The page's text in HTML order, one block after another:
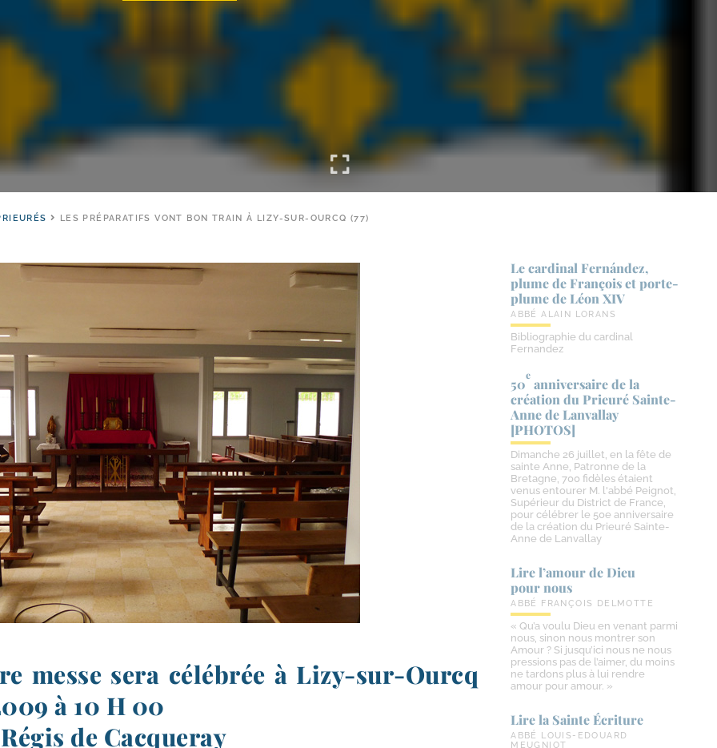
LES PRÉPARATIFS VONT BON TRAIN À LIZY-​SUR-​OURCQ (77)
messe sera célébrée à Lizy-​sur-​Ourcq
à 10 H 00
de Cacqueray
Le cardinal Fernández,
plume de François et porte-​
plume de Léon XIV
ABBÉ ALAIN LORANS
Bibliographie du cardinal
Fernandez
50
e
anniversaire de la
création du Prieuré Sainte-​
Anne de Lanvallay
[PHOTOS]
Dimanche 26 juillet, en la fête de
sainte Anne, Patronne de la
Bretagne, 700 fidèles étaient
venus entourer M. l'abbé Peignot,
Supérieur du District de France,
pour célébrer le 50e anniversaire
de la création du Prieuré Sainte-
Anne de Lanvallay
Lire l’amour de Dieu
pour nous
ABBÉ FRANÇOIS DELMOTTE
« Qu’a voulu Dieu en venant parmi
nous, sinon nous montrer son
Amour ? Si jusqu’ici nous ne nous
pressions pas de l’aimer, du moins
ne tardons plus à lui rendre
amour pour amour. »
Lire la Sainte Écriture
ABBÉ LOUIS-EDOUARD
MEUGNIOT